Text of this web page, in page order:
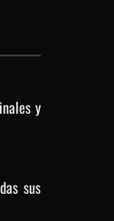
y
sus